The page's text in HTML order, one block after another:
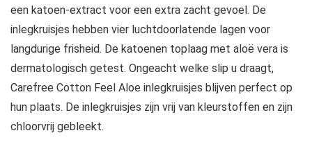
een katoen-extract voor een extra zacht gevoel. De
inlegkruisjes hebben vier luchtdoorlatende lagen voor
langdurige frisheid. De katoenen toplaag met aloë vera is
dermatologisch getest. Ongeacht welke slip u draagt,
Carefree Cotton Feel Aloe inlegkruisjes blijven perfect op
hun plaats. De inlegkruisjes zijn vrij van kleurstoffen en zijn
chloorvrij gebleekt.